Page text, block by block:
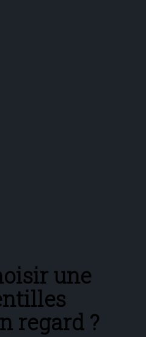
une
regard ?